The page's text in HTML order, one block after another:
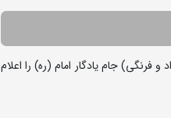
جام یادگار امام (ره) را اعلام